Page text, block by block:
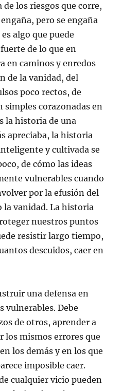
los riesgos que corre,
pero se engaña
algo que puede
de lo que en
en caminos y enredos
de la vanidad, del
poco rectos, de
corazonadas en
la historia de una
apreciaba, la historia
y cultivada se
de cómo las ideas
vulnerables cuando
por la efusión del
la vanidad. La historia
nuestros puntos
resistir largo tiempo,
descuidos, caer en
una defensa en
vulnerables. Debe
de otros, aprender a
los mismos errores que
los demás y en los que
imposible caer.
cualquier vicio pueden